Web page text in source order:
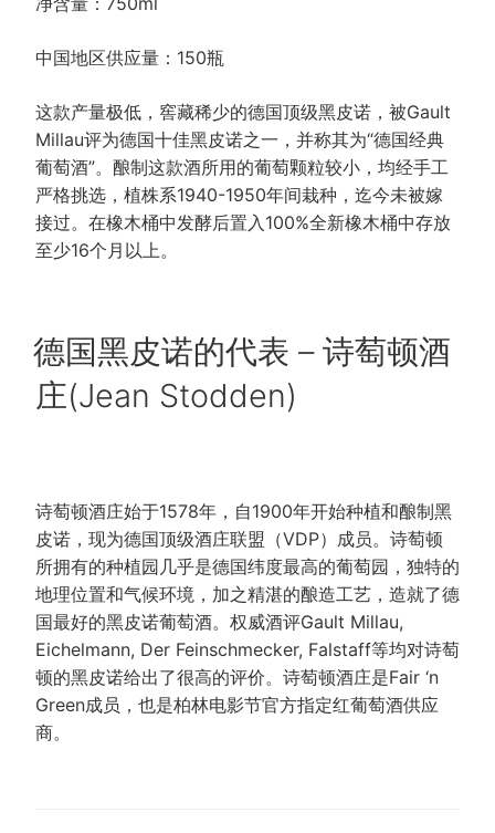
中国地区供应量：150瓶
这款产量极低，窖藏稀少的德国顶级黑皮诺，被Gault
Millau评为德国十佳黑皮诺之一，并称其为“德国经典
葡萄酒”。酿制这款酒所用的葡萄颗粒较小，均经手工
严格挑选，植株系1940-1950年间栽种，迄今未被嫁
接过。在橡木桶中发酵后置入100%全新橡木桶中存放
至少16个月以上。
POSTED
ON
德国黑皮诺的代表 – 诗萄顿酒
庄(Jean Stodden)
诗萄顿酒庄始于1578年，自1900年开始种植和酿制黑
皮诺，现为德国顶级酒庄联盟（VDP）成员。诗萄顿
所拥有的种植园几乎是德国纬度最高的葡萄园，独特的
地理位置和气候环境，加之精湛的酿造工艺，造就了德
国最好的黑皮诺葡萄酒。权威酒评Gault Millau,
Eichelmann, Der Feinschmecker, Falstaff等均对诗萄
顿的黑皮诺给出了很高的评价。诗萄顿酒庄是Fair ‘n
Green成员，也是柏林电影节官方指定红葡萄酒供应
商。